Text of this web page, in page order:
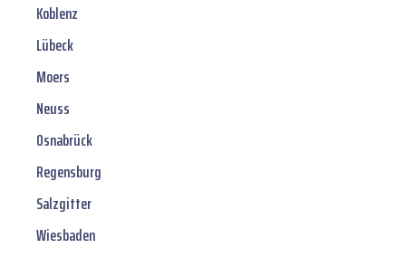
Koblenz
Lübeck
Moers
Neuss
Osnabrück
Regensburg
Salzgitter
Wiesbaden